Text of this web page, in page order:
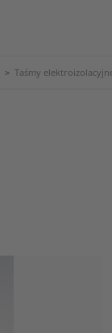
> Taśmy